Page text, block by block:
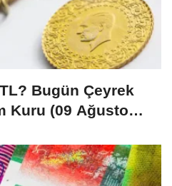
Bugün Çeyrek
Kuru (09 Ağustos